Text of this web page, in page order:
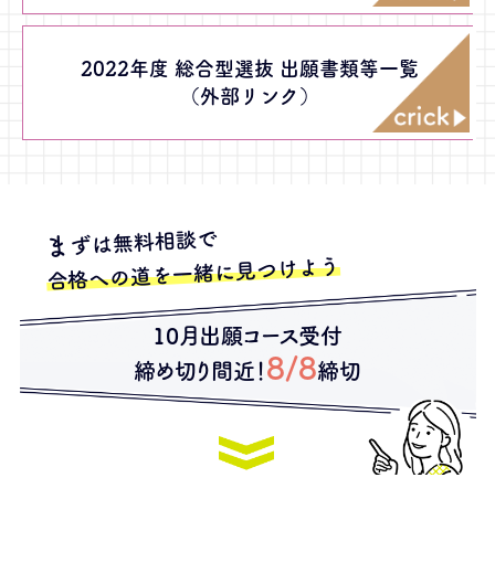
2022年度 総合型選抜 出願書類等一覧
（外部リンク）
ま ずは無料相談で
合格への道を一緒に見つけよう
10月出願コース受付
締め切り間近！ 8/8締切